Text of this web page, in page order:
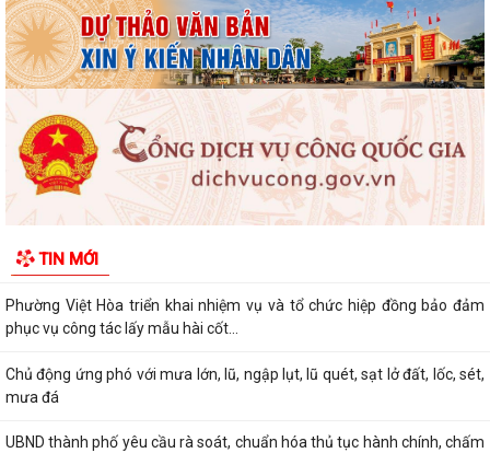
TIN MỚI
Chủ động ứng phó với mưa lớn, lũ, ngập lụt, lũ quét, sạt lở đất, lốc, sét,
mưa đá
UBND thành phố yêu cầu rà soát, chuẩn hóa thủ tục hành chính, chấm
dứt phát sinh "giấy phép con"
Phường Việt Hòa bế mạc Lớp bồi dưỡng kiến thức quốc phòng và an
ninh đối tượng 4 năm 2026.
Bản, Đợt II/2026.
PHƯỜNG VIỆT HÒA TỔ CHỨC HỘI NGHỊ TỔNG KẾT NĂM HỌC 2025 -
2026, TUYÊN DƯƠNG KHEN THƯỞNG CÁC TẬP THỂ,...
ĐẢNG BỘ PHƯỜNG VIỆT HÒA HỌC TẬP, QUÁN TRIỆT NGHỊ QUYẾT HỘI
NGHỊ LẦN THỨ BA BAN CHẤP HÀNH TRUNG...
HỘI NÔNG DÂN THÀNH PHỐ HẢI PHÒNG: KIỂM TRA CÔNG TÁC HỘI VÀ